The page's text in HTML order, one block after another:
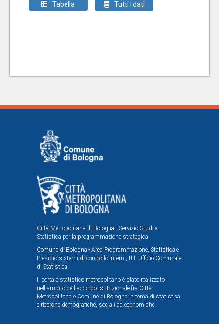
Tabella Tutti i dati
Città Metropolitana di Bologna - Servizio Studi e
Statistica per la programmazione strategica
Comune di Bologna - Area Programmazione, Statistica e
Presidio sistemi di controllo interni, U.I. Ufficio Comunale
di Statistica
Il portale statistico metropolitano è stato realizzato
nell'ambito dell'accordo istituzionale fra Città
Metropolitana e Comune di Bologna in tema di statistica
e ricerche demografiche, sociali ed economiche.